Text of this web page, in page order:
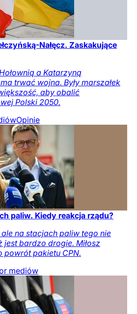
Nałęcz. Zaskakujące
a Katarzyną
trwać wojna. Były marszałek
aby obalić
Polski 2050.
Opinie
paliw. Kiedy reakcja rządu?
na stacjach paliw tego nie
bardzo drogie. Miłosz
powrót pakietu CPN.
mediów